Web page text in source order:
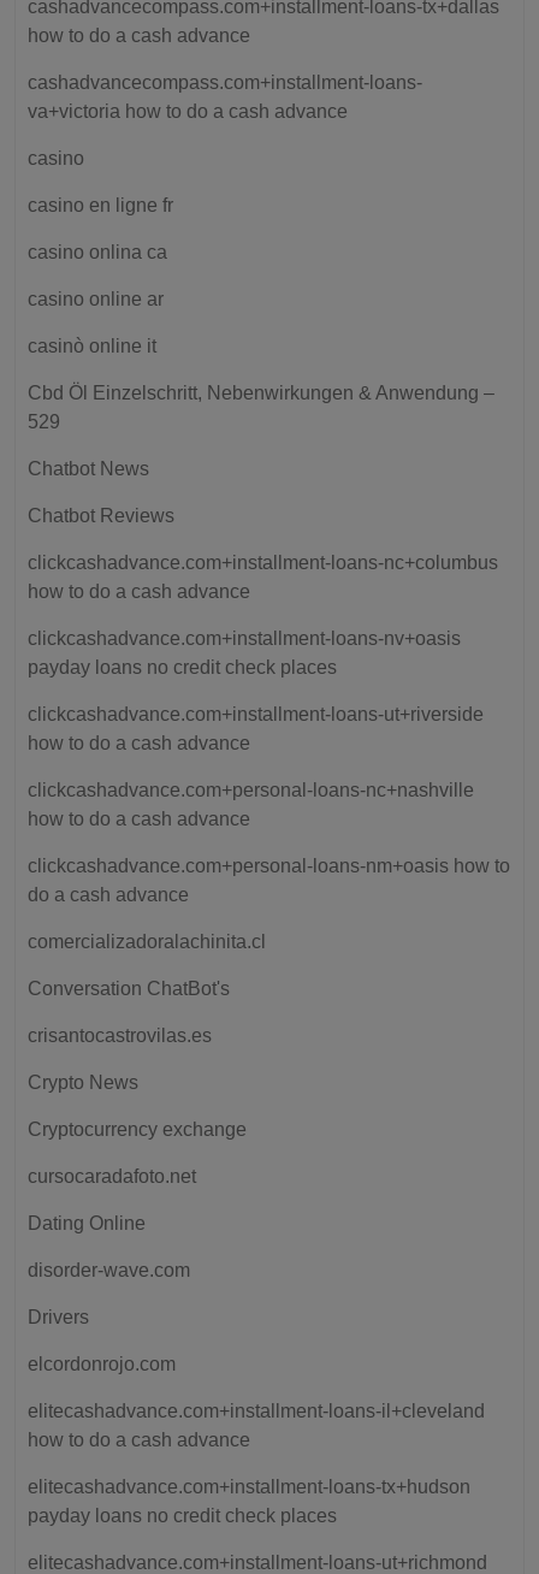
cashadvancecompass.com+installment-loans-tx+dallas
how to do a cash advance
cashadvancecompass.com+installment-loans-
va+victoria how to do a cash advance
casino
casino en ligne fr
casino onlina ca
casino online ar
casinò online it
Cbd Öl Einzelschritt, Nebenwirkungen & Anwendung –
529
Chatbot News
Chatbot Reviews
clickcashadvance.com+installment-loans-nc+columbus
how to do a cash advance
clickcashadvance.com+installment-loans-nv+oasis
payday loans no credit check places
clickcashadvance.com+installment-loans-ut+riverside
how to do a cash advance
clickcashadvance.com+personal-loans-nc+nashville
how to do a cash advance
clickcashadvance.com+personal-loans-nm+oasis how to
do a cash advance
comercializadoralachinita.cl
Conversation ChatBot's
crisantocastrovilas.es
Crypto News
Cryptocurrency exchange
cursocaradafoto.net
Dating Online
disorder-wave.com
Drivers
elcordonrojo.com
elitecashadvance.com+installment-loans-il+cleveland
how to do a cash advance
elitecashadvance.com+installment-loans-tx+hudson
payday loans no credit check places
elitecashadvance.com+installment-loans-ut+richmond